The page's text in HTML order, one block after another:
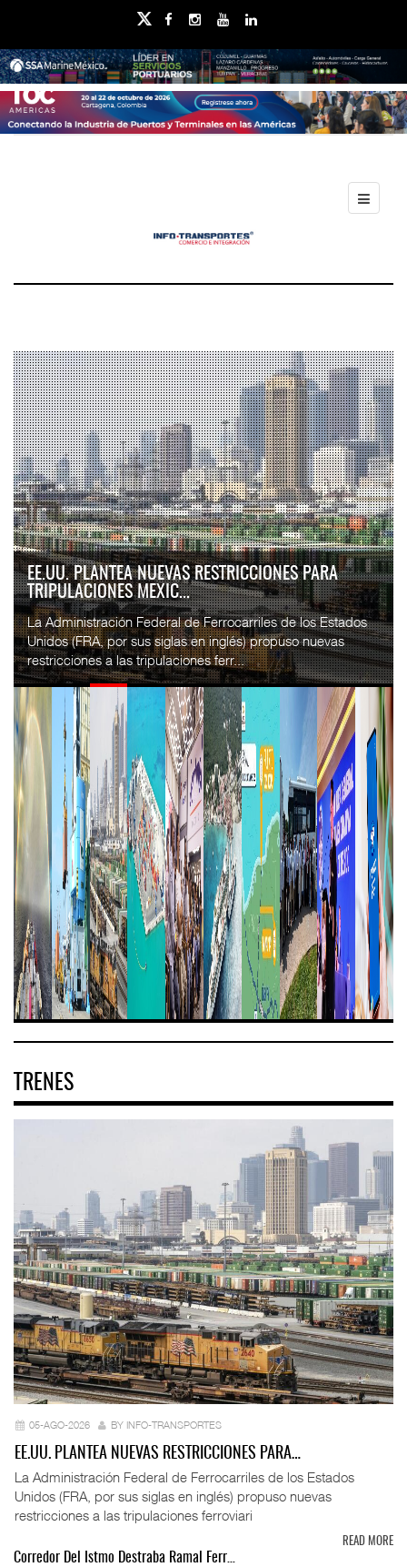
EE.UU. PLANTEA NUEVAS RESTRICCIONES PARA
TRIPULACIONES MEXIC...
La Administración Federal de Ferrocarriles de los Estados
Unidos (FRA, por sus siglas en inglés) propuso nuevas
restricciones a las tripulaciones ferr...
TRENES
05-AGO-2026 BY INFO-TRANSPORTES
EE.UU. PLANTEA NUEVAS RESTRICCIONES PARA…
La Administración Federal de Ferrocarriles de los Estados
Unidos (FRA, por sus siglas en inglés) propuso nuevas
restricciones a las tripulaciones ferroviari
READ MORE
Corredor Del Istmo Destraba Ramal Ferr…